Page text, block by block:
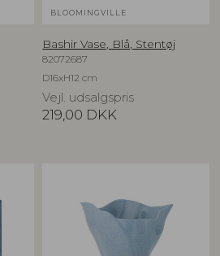
BLOOMINGVILLE
Bashir Vase, Blå, Stentøj
82072687
D16xH12 cm
Vejl. udsalgspris
219,00 DKK